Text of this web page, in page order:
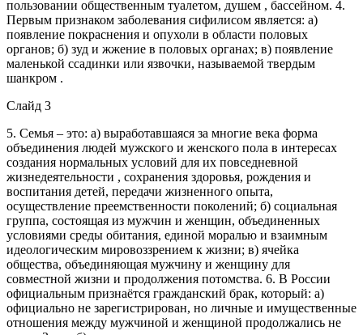
пользовании общественным туалетом, душем , бассейном. 4.
Первым признаком заболевания сифилисом является: а)
появление покраснения и опухоли в области половых
органов; б) зуд и жжение в половых органах; в) появление
маленькой ссадинки или язвочки, называемой твердым
шанкром .
Слайд 3
5. Семья – это: а) выработавшаяся за многие века форма
объединения людей мужского и женского пола в интересах
создания нормальных условий для их повседневной
жизнедеятельности , сохранения здоровья, рождения и
воспитания детей, передачи жизненного опыта,
осуществление преемственности поколений; б) социальная
группа, состоящая из мужчин и женщин, объединенных
условиями среды обитания, единой моралью и взаимным
идеологическим мировоззрением к жизни; в) ячейка
общества, объединяющая мужчину и женщину для
совместной жизни и продолжения потомства. 6. В России
официальным признаётся гражданский брак, который: а)
официально не зарегистрирован, но личные и имущественные
отношения между мужчиной и женщиной продолжались не